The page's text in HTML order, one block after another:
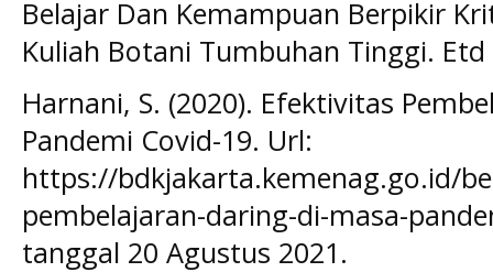
Belajar Dan Kemampuan Berpikir
Kuliah Botani Tumbuhan Tinggi.
Harnani, S. (2020). Efektivitas
Pandemi Covid-19. Url:
https://bdkjakarta.kemenag.go.id/
pembelajaran-daring-di-masa-
tanggal 20 Agustus 2021.